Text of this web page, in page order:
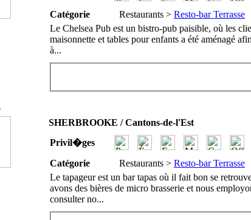
Catégorie
Restaurants > Resto-bar Terrasse
Le Chelsea Pub est un bistro-pub paisible, où les
maisonnette et tables pour enfants a été aménagé
à...
SHERBROOKE / Cantons-de-l'Est
Privil�ges
Catégorie
Restaurants > Resto-bar Terrasse
Le tapageur est un bar tapas où il fait bon se
avons des bières de micro brasserie et nous
consulter no...